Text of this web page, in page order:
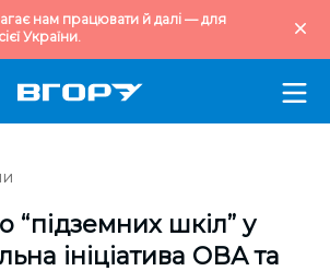
нам працювати й далі — для
України.
“підземних шкіл” у
ініціатива ОВА та